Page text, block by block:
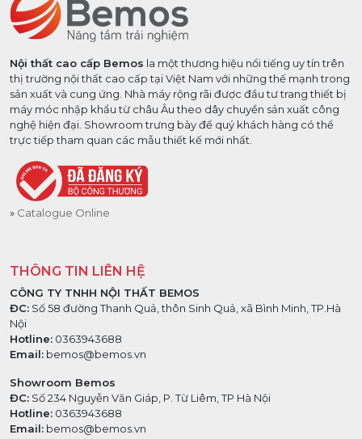
Nội thất cao cấp Bemos la một thương hiệu nổi tiếng uy tín trên
thị trường nội thất cao cấp tại Việt Nam với những thế mạnh trong
sản xuất và cung ứng. Nhà máy rộng rãi được đầu tư trang thiết bị
máy móc nhập khẩu từ châu Âu theo dây chuyền sản xuất công
nghệ hiện đại. Showroom trưng bày để quý khách hàng có thể
trực tiếp tham quan các mẫu thiết kế mới nhất.
Catalogue Online
THÔNG TIN LIÊN HỆ
CÔNG TY TNHH NỘI THẤT BEMOS
ĐC: Số 58 đường Thanh Quả, thôn Sinh Quả, xã Bình Minh, TP.Hà
Nội
Hotline: 0363943688
Email: bemos@bemos.vn
Showroom Bemos
ĐC: Số 234 Nguyễn Văn Giáp, P. Từ Liêm, TP Hà Nội
Hotline: 0363943688
Email: bemos@bemos.vn